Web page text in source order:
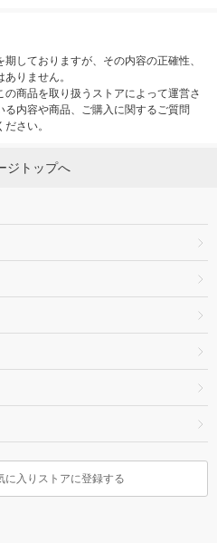
しておりますが、その内容の正確性、
りません。
商品を取り扱うストアによって運営さ
内容や商品、ご購入に関するご質問
さい。
ジトップへ
に入りストアに登録する